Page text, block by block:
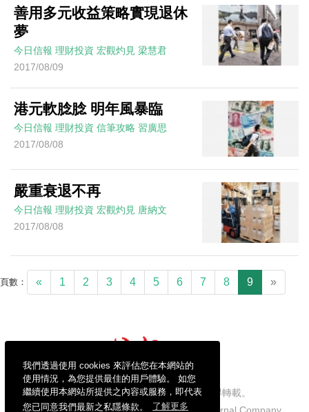
我們透過使用 cookies 來評估您在本網站的
使用情況，為您提供最佳的用戶體驗。 如您
繼續使用本網站所提供之內容或服務，即代表
您已同意我們最新之私隱條款。
了解更多
善用多元收益策略實現退休
夢
今日信報 理財投資 宏觀灼見 梁慧君
2017/08/09
港元軟腍腍 明年風暴臨
今日信報 理財投資 信筆攻略 習廣思
2017/08/08
嚴重衰退不再
今日信報 理財投資 宏觀灼見 唐納文
2017/08/08
頁數： « 1 2 3 4 5 6 7 8 9 »
信報財經新聞有限公司版權所有，不得轉載。